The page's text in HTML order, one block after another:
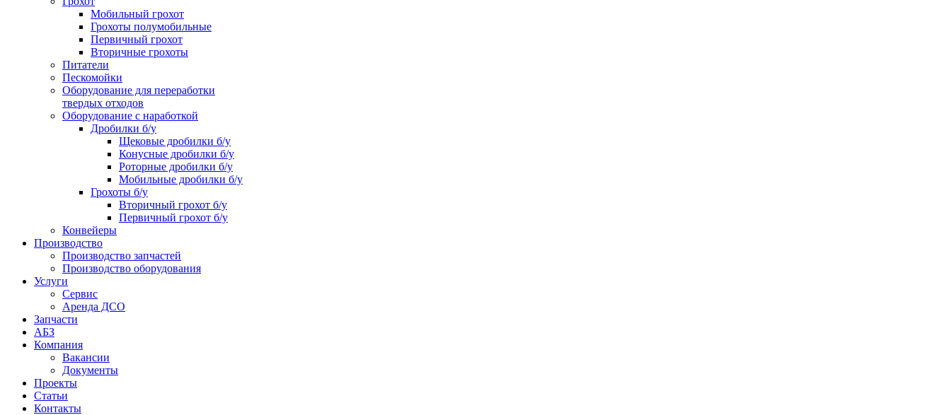
Мобильный грохот
Грохоты полумобильные
Первичный грохот
Вторичные грохоты
Питатели
Пескомойки
Оборудование для переработки
твердых отходов
Оборудование с наработкой
Дробилки б/у
Щековые дробилки б/у
Конусные дробилки б/у
Роторные дробилки б/у
Мобильные дробилки б/у
Грохоты б/у
Вторичный грохот б/у
Первичный грохот б/у
Конвейеры
Производство
Производство запчастей
Производство оборудования
Услуги
Сервис
Аренда ДСО
Запчасти
АБЗ
Компания
Вакансии
Документы
Проекты
Статьи
Контакты